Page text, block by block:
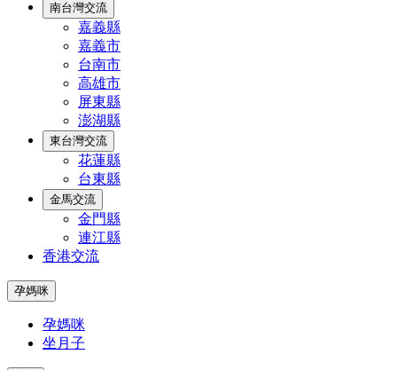
南台灣交流
嘉義縣
嘉義市
台南市
高雄市
屏東縣
澎湖縣
東台灣交流
花蓮縣
台東縣
金馬交流
金門縣
連江縣
香港交流
孕媽咪
孕媽咪
坐月子